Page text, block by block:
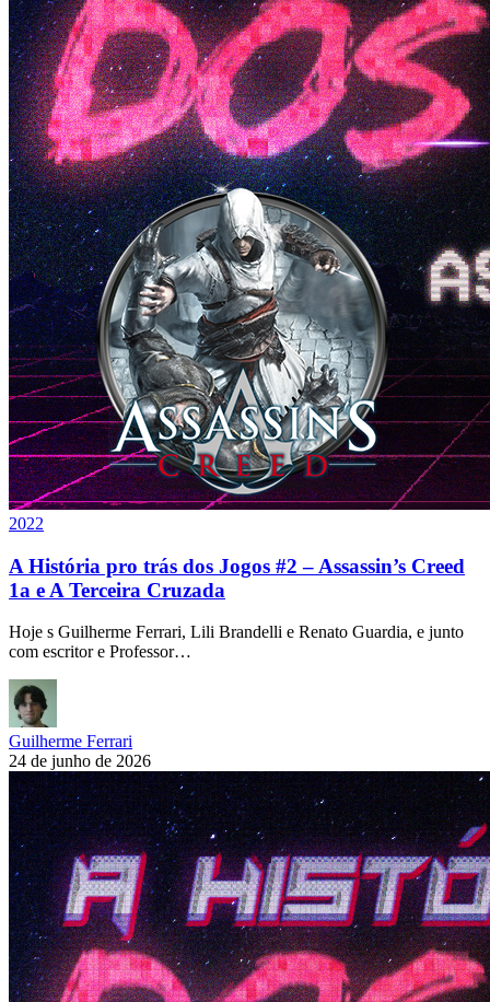
2022
A História pro trás dos Jogos #2 – Assassin’s Creed
1a e A Terceira Cruzada
Hoje s Guilherme Ferrari, Lili Brandelli e Renato Guardia, e junto
com escritor e Professor…
Guilherme Ferrari
24 de junho de 2026